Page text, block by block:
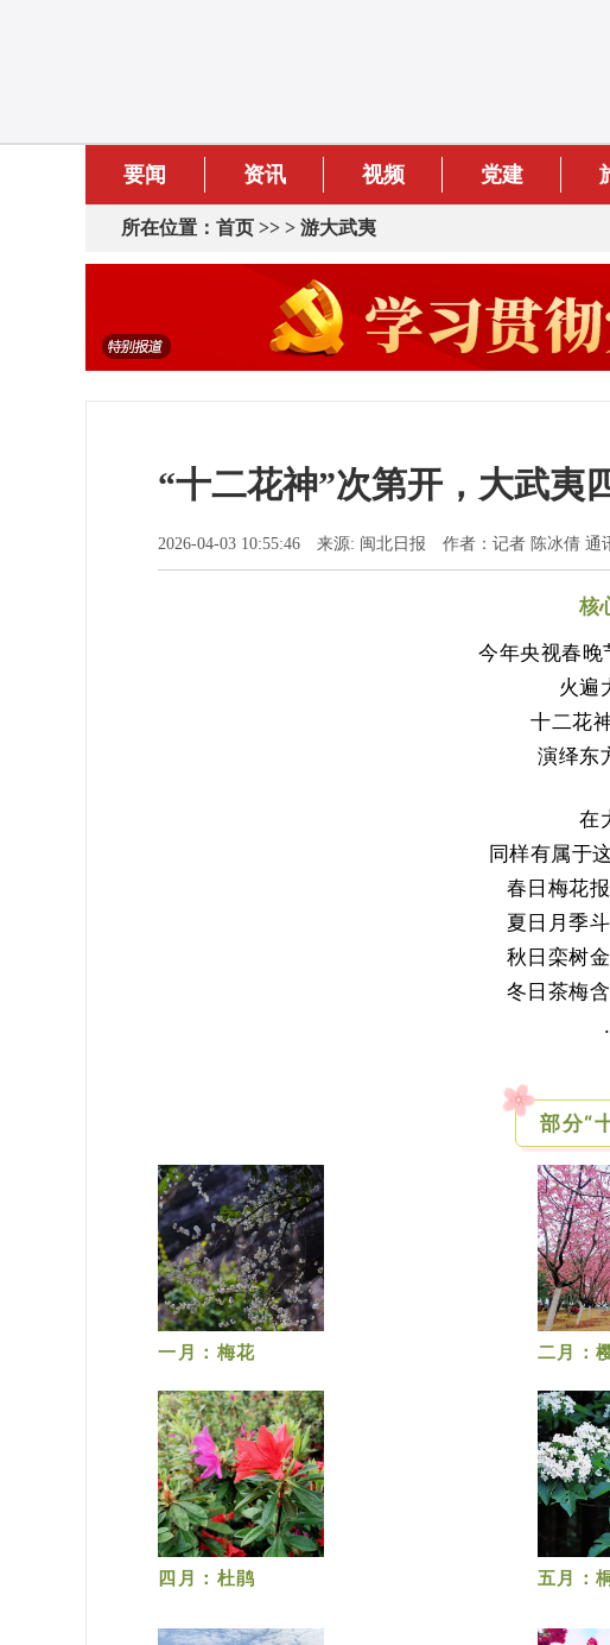
要闻 资讯 视频 党建
所在位置： 首页 >> > 游大武夷
“十二花神”次第开，大武夷
2026-04-03 10:55:46 来源: 闽北日报 作者：记者 陈冰倩 通
核
今年央视春晚
火遍
十二花
演绎东
在
同样有属于
春日梅花
夏日月季
秋日栾树
冬日茶梅
部分“
一月：梅花 二月：
四月：杜鹃 五月：